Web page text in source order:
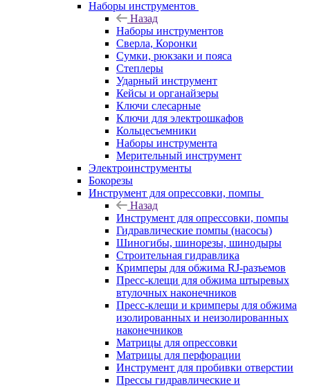
Наборы инструментов
Назад
Наборы инструментов
Сверла, Коронки
Сумки, рюкзаки и пояса
Степлеры
Ударный инструмент
Кейсы и органайзеры
Ключи слесарные
Ключи для электрошкафов
Кольцесъемники
Наборы инструмента
Мерительный инструмент
Электроинструменты
Бокорезы
Инструмент для опрессовки, помпы
Назад
Инструмент для опрессовки, помпы
Гидравлические помпы (насосы)
Шиногибы, шинорезы, шинодыры
Строительная гидравлика
Кримперы для обжима RJ-разъемов
Пресс-клещи для обжима штыревых
втулочных наконечников
Пресс-клещи и кримперы для обжима
изолированных и неизолированных
наконечников
Матрицы для опрессовки
Матрицы для перфорации
Инструмент для пробивки отверстии
Прессы гидравлические и